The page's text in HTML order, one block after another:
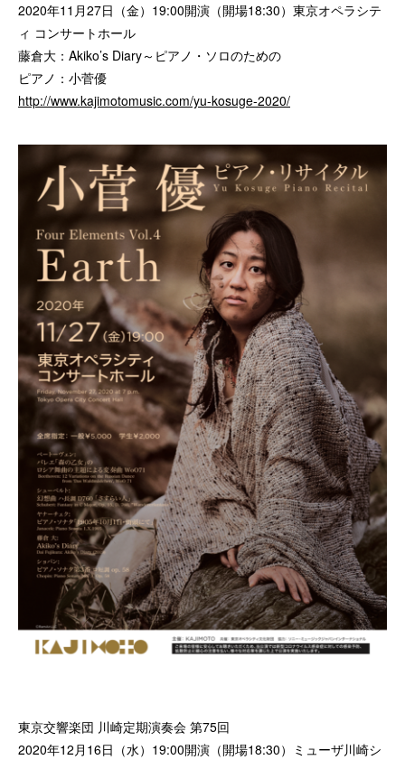
2020年11月27日（金）19:00開演（開場18:30）東京オペラシテ
ィ コンサートホール
藤倉大：Akiko’s Diary～ピアノ・ソロのための
ピアノ：小菅優
http://www.kajimotomusic.com/yu-kosuge-2020/
東京交響楽団 川崎定期演奏会 第75回
2020年12月16日（水）19:00開演（開場18:30）ミューザ川崎シ